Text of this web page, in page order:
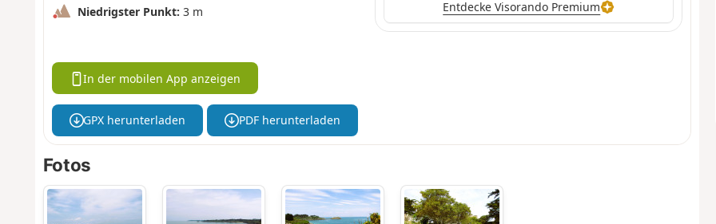
Niedrigster Punkt: 3 m Entdecke Visorando Premium
In der mobilen App anzeigen
GPX herunterladen PDF herunterladen
Fotos